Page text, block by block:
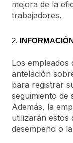
mejora de la
trabajadores.
2.
Los
antelación
para registrar
seguimiento de
Además, la
utilizarán estos
desempeño o